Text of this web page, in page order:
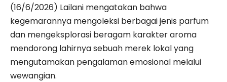
(16/6/2026) Lailani mengatakan bahwa
kegemarannya mengoleksi berbagai jenis parfum
dan mengeksplorasi beragam karakter aroma
mendorong lahirnya sebuah merek lokal yang
mengutamakan pengalaman emosional melalui
wewangian.